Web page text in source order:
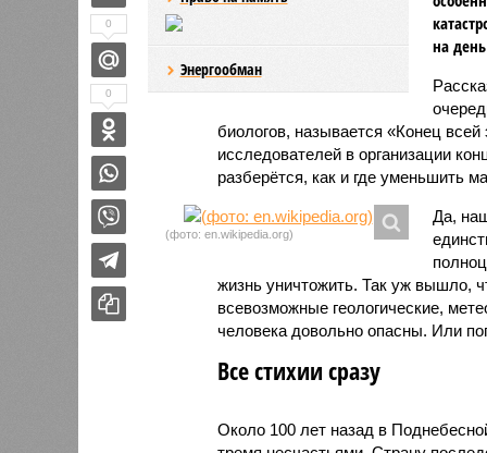
Энергообман
на
биологов, называется «Конец
исследователей в организации
разберётся, как и где уменьшить
(фото: en.wikipedia.org)
Да,
жизнь уничтожить. Так уж вышло,
всевозможные геологические,
человека довольно опасны. Или
Все стихии сразу
Около 100 лет назад в
0
0